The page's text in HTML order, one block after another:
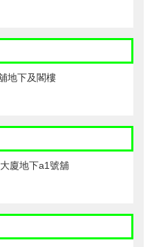
地下及閣樓
廈地下a1號舖